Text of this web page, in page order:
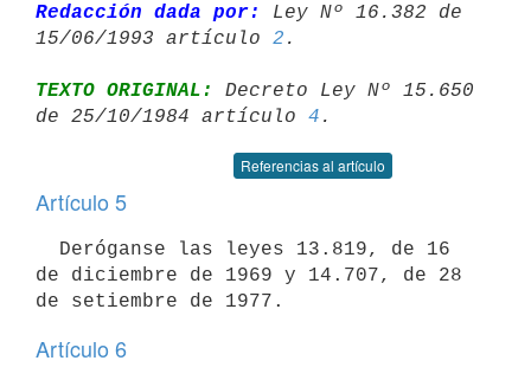
Redacción dada por:
Ley Nº 16.382 de
15/06/1993 artículo 2
TEXTO ORIGINAL:
Decreto Ley Nº 15.650
de 25/10/1984 artículo 4
Referencias al artículo
Artículo 5
de diciembre de 1969 y 14.707, de 28
Artículo 6